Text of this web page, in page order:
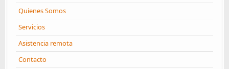
Quienes Somos
Servicios
Asistencia remota
Contacto